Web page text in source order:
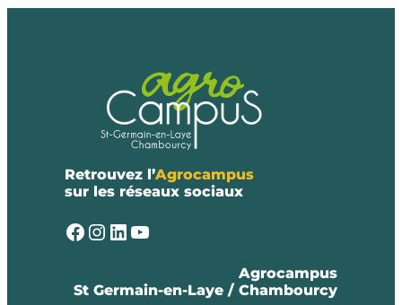
Retrouvez l’Agrocampus
sur les réseaux sociaux
Facebook Instagram LinkedIn YouTube
Agrocampus
St Germain-en-Laye / Chambourcy